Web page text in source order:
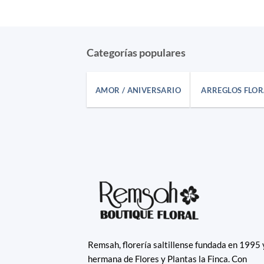
Categorías populares
AMOR / ANIVERSARIO ARREGLOS
Remsah, florería saltillense fundada en 1995
hermana de Flores y Plantas la Finca. Con